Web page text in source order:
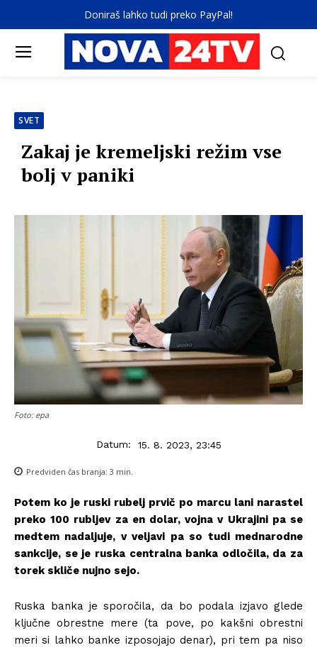
Doniraš lahko tudi preko PayPal!
SVET
Zakaj je kremeljski režim vse
bolj v paniki
Foto: epa
Datum: 15. 8. 2023, 23:45
Predviden čas branja: 3 min.
Potem ko je ruski rubelj prvič po marcu lani narastel
preko 100 rubljev za en dolar, vojna v Ukrajini pa se
medtem nadaljuje, v veljavi pa so tudi mednarodne
sankcije, se je ruska centralna banka odločila, da za
torek skliče nujno sejo.
Ruska banka je sporočila, da bo podala izjavo glede
ključne obrestne mere (ta pove, po kakšni obrestni
meri si lahko banke izposojajo denar), pri tem pa niso